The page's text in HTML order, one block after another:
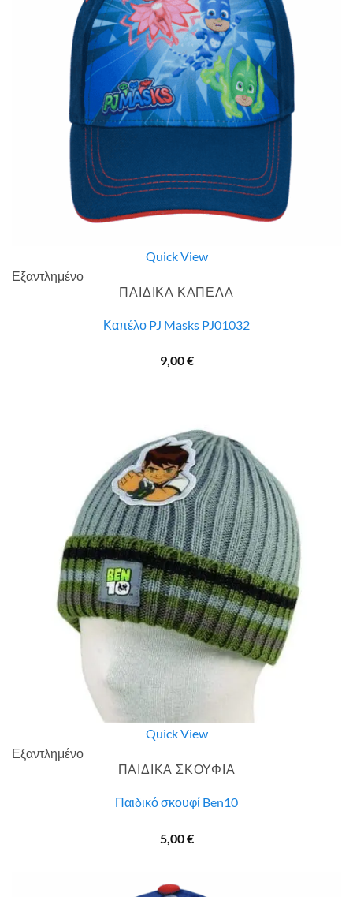
Quick View
Εξαντλημένο
ΠΑΙΔΙΚΑ ΚΑΠΕΛΑ
Καπέλο PJ Masks PJ01032
9,00€
Quick View
Εξαντλημένο
ΠΑΙΔΙΚΑ ΣΚΟΥΦΙΑ
Παιδικό σκουφί Ben10
5,00€